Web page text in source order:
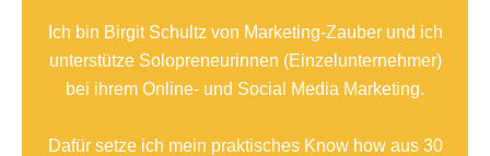
Ich bin Birgit Schultz von Marketing-Zauber und ich
unterstütze Solopreneurinnen (Einzelunternehmer)
bei ihrem Online- und Social Media Marketing.
Dafür setze ich mein praktisches Know how aus 30